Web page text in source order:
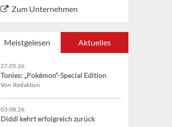
Zum Unternehmen
Meistgelesen Aktuelles
27.05.26
Tonies: „Pokémon“-Special Edition
Von Redaktion
03.08.26
Diddl kehrt erfolgreich zurück